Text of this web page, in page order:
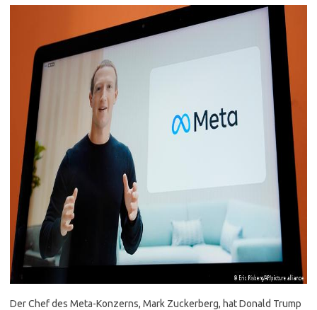
Der Chef des Meta-Konzerns, Mark Zuckerberg, hat Donald Trump